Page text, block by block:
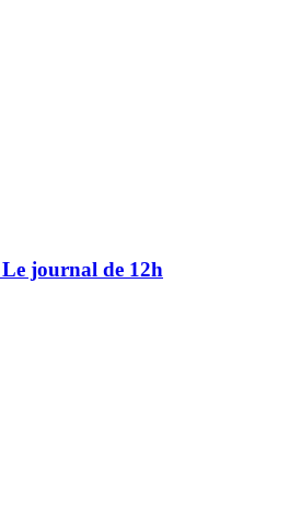
journal de 12h